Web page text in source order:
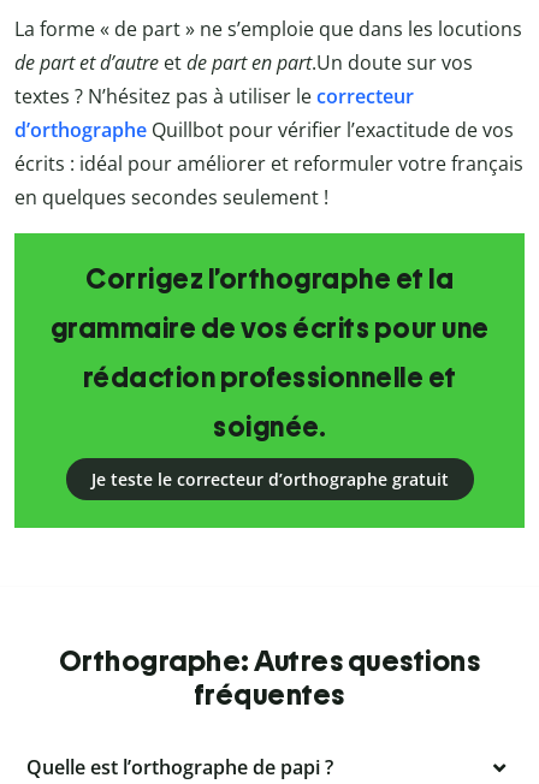
La forme « de part » ne s’emploie que dans les locutions
de part et d’autre etde part en part.Un doute sur vos
textes ? N’hésitez pas à utiliser lecorrecteur
d’orthographe Quillbot pour vérifier l’exactitude de vos
écrits : idéal pour améliorer et reformuler votre français
en quelques secondes seulement !
Corrigez l’orthographe et la
grammaire de vos écrits pour une
rédaction professionnelle et
soignée.
Je teste le correcteur d’orthographe gratuit
Orthographe: Autres questions
fréquentes
Quelle est l’orthographe de papi ?